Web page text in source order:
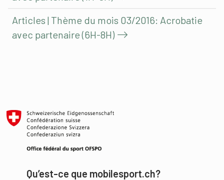
Articles | Thème du mois 03/2016: Acrobatie
avec partenaire (6H-8H)
Qu’est-ce que mobilesport.ch?